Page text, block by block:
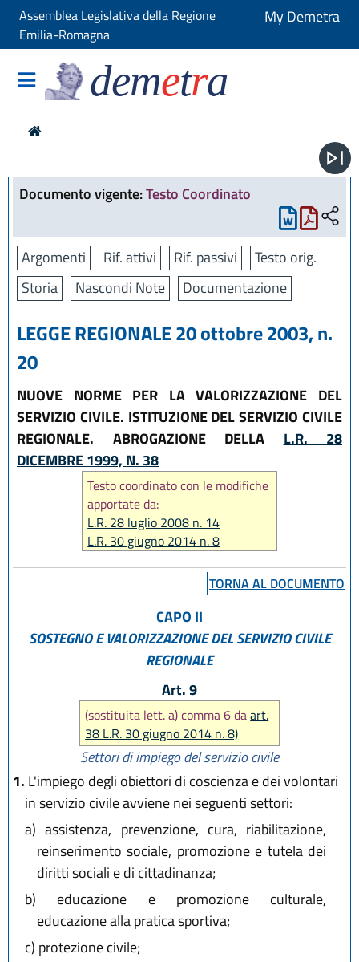
Assemblea Legislativa della Regione
Emilia-Romagna
My Demetra
demetra
Documento vigente:Testo Coordinato
Argomenti Rif. attivi Rif. passivi
Testo orig.
Storia
Nascondi Note Documentazione
LEGGE REGIONALE 20 ottobre 2003, n.
20
NUOVE NORME PER LA VALORIZZAZIONE DEL
SERVIZIO CIVILE. ISTITUZIONE DEL SERVIZIO CIVILE
REGIONALE. ABROGAZIONE DELLA L.R. 28
DICEMBRE 1999, N. 38
Testo coordinato con le modifiche
apportate da:
L.R. 28 luglio 2008 n. 14
L.R. 30 giugno 2014 n. 8
L.R. 29 dicembre 2025, n. 11TORNA AL DOCUMENTO
CAPO II
SOSTEGNO E VALORIZZAZIONE DEL SERVIZIO CIVILE
REGIONALE
Art. 9
(sostituita lett. a) comma 6 daart.
38 L.R. 30 giugno 2014 n. 8)
Settori di impiego del servizio civile
1. L'impiego degli obiettori di coscienza e dei volontari
in servizio civile avviene nei seguenti settori:
a) assistenza, prevenzione, cura, riabilitazione,
reinserimento sociale, promozione e tutela dei
diritti sociali e di cittadinanza;
b) educazione e promozione culturale,
educazione alla pratica sportiva;
c) protezione civile;